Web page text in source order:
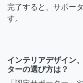
完了すると、サポー
す。
インテリアデザイン
ターの選び方は？